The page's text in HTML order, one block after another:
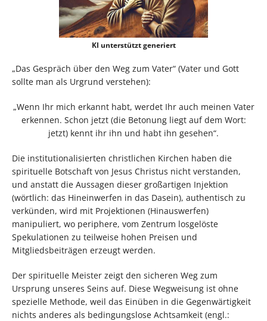
KI unterstützt generiert
„Das Gespräch über den Weg zum Vater“ (Vater und Gott
sollte man als Urgrund verstehen):
„Wenn Ihr mich erkannt habt, werdet Ihr auch meinen Vater
erkennen. Schon jetzt (die Betonung liegt auf dem Wort:
jetzt) kennt ihr ihn und habt ihn gesehen“.
Die institutionalisierten christlichen Kirchen haben die
spirituelle Botschaft von Jesus Christus nicht verstanden,
und anstatt die Aussagen dieser großartigen Injektion
(wörtlich: das Hineinwerfen in das Dasein), authentisch zu
verkünden, wird mit Projektionen (Hinauswerfen)
manipuliert, wo periphere, vom Zentrum losgelöste
Spekulationen zu teilweise hohen Preisen und
Mitgliedsbeiträgen erzeugt werden.
Der spirituelle Meister zeigt den sicheren Weg zum
Ursprung unseres Seins auf. Diese Wegweisung ist ohne
spezielle Methode, weil das Einüben in die Gegenwärtigkeit
nichts anderes als bedingungslose Achtsamkeit (engl.: